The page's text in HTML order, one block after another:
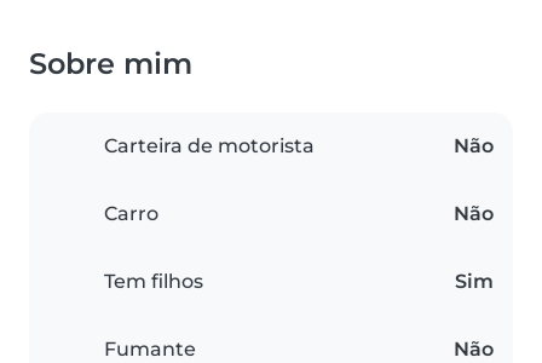
Sobre mim
Carteira de motorista Não
Carro Não
Tem filhos Sim
Fumante Não